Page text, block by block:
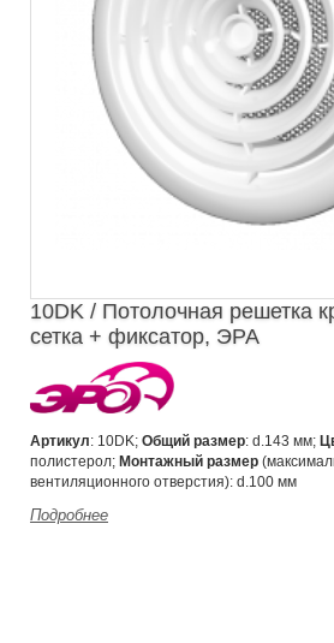
10DK / Потолочная решетка
сетка + фиксатор, ЭРА
Артикул: 10DK; Общий размер: d.143 мм;
полистерол; Монтажный размер
вентиляционного отверстия): d.100 мм
Подробнее